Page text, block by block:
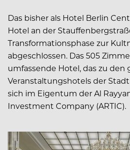
Das bisher als Hotel Berlin
Hotel an der
Transformationsphase zur
abgeschlossen. Das 505
umfassende Hotel, das zu den
Veranstaltungshotels der
sich im Eigentum der Al
Investment Company (ARTIC).